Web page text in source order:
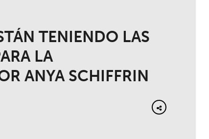
TENIENDO LAS
LA
ANYA SCHIFFRIN